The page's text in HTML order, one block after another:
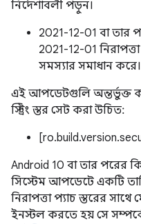
নির্দেশাবলী পড়ুন।
2021-12-01 বা তার
2021-12-01
সমস্যার সমাধান করে।
এই আপডেটগুলি অন্তর্ভুক্ত
স্ট্রিং স্তর সেট করা উচিত:
Android 10 বা তার পরের
সিস্টেম আপডেটে একটি
নিরাপত্তা প্যাচ স্তরের
ইনস্টল করতে হয় সে